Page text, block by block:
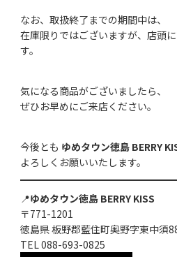
なお、取扱終了までの期間中は、
在庫限りではございますが、店頭
す。
気になる商品がございましたら、
ぜひお早めにご来店ください。
今後とも ゆめタウン徳島 BERRY
よろしくお願いいたします。
📍ゆめタウン徳島 BERRY KISS
〒771-1201
徳島県 板野郡藍住町奥野字東中須
TEL 088-693-0825